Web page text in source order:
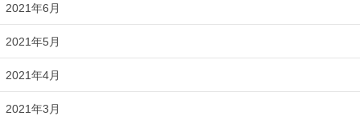
2021年6月
2021年5月
2021年4月
2021年3月